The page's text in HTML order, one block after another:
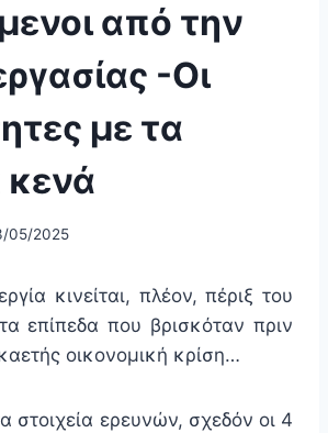
από την
-Οι
με τα
κενά
05/2025
κινείται, πλέον, πέριξ του
επίπεδα που βρισκόταν πριν
οικονομική κρίση…
στοιχεία ερευνών, σχεδόν οι 4